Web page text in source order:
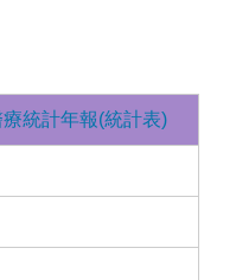
統計年報(統計表)